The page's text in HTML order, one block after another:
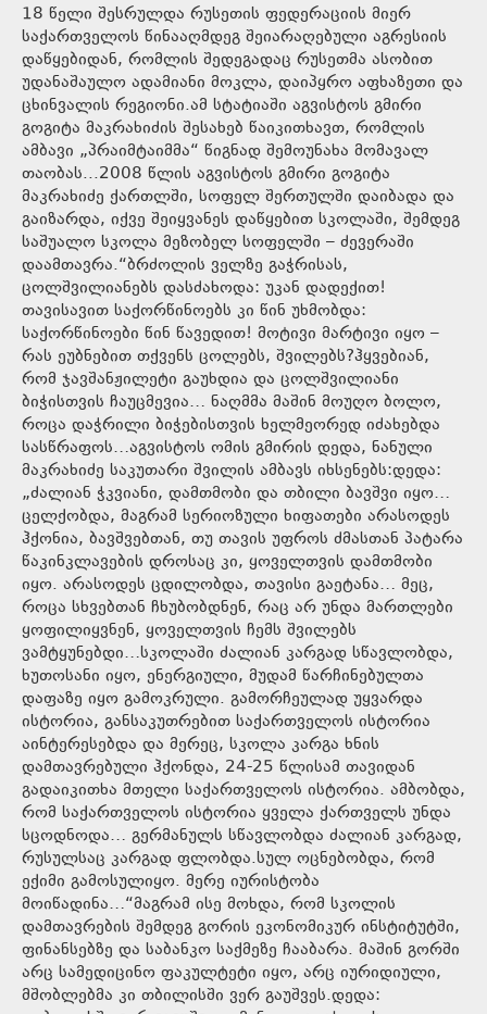
18 წელი შესრულდა რუსეთის ფედერაციის მიერ
საქართველოს წინააღმდეგ შეიარაღებული აგრესიის
დაწყებიდან, რომლის შედეგადაც რუსეთმა ასობით
უდანაშაულო ადამიანი მოკლა, დაიპყრო აფხაზეთი და
ცხინვალის რეგიონი.ამ სტატიაში აგვისტოს გმირი
გოგიტა მაკრახიძის შესახებ წაიკითხავთ, რომლის
ამბავი „პრაიმტაიმმა“ წიგნად შემოუნახა მომავალ
თაობას...2008 წლის აგვისტოს გმირი გოგიტა
მაკრახიძე ქართლში, სოფელ შერთულში დაიბადა და
გაიზარდა, იქვე შეიყვანეს დაწყებით სკოლაში, შემდეგ
საშუალო სკოლა მეზობელ სოფელში – ძევერაში
დაამთავრა.“ბრძოლის ველზე გაჭრისას,
ცოლშვილიანებს დასძახოდა: უკან დადექით!
თავისავით საქორწინოებს კი წინ უხმობდა:
საქორწინოები წინ წავედით! მოტივი მარტივი იყო –
რას ეუბნებით თქვენს ცოლებს, შვილებს?ჰყვებიან,
რომ ჯავშანჟილეტი გაუხდია და ცოლშვილიანი
ბიჭისთვის ჩაუცმევია… ნაღმმა მაშინ მოუღო ბოლო,
როცა დაჭრილი ბიჭებისთვის ხელმეორედ იძახებდა
სასწრაფოს…აგვისტოს ომის გმირის დედა, ნანული
მაკრახიძე საკუთარი შვილის ამბავს იხსენებს:დედა:
„ძალიან ჭკვიანი, დამთმობი და თბილი ბავშვი იყო…
ცელქობდა, მაგრამ სერიოზული ხიფათები არასოდეს
ჰქონია, ბავშვებთან, თუ თავის უფროს ძმასთან პატარა
წაკინკლავების დროსაც კი, ყოველთვის დამთმობი
იყო. არასოდეს ცდილობდა, თავისი გაეტანა… მეც,
როცა სხვებთან ჩხუბობდნენ, რაც არ უნდა მართლები
ყოფილიყვნენ, ყოველთვის ჩემს შვილებს
ვამტყუნებდი…სკოლაში ძალიან კარგად სწავლობდა,
ხუთოსანი იყო, ენერგიული, მუდამ წარჩინებულთა
დაფაზე იყო გამოკრული. გამორჩეულად უყვარდა
ისტორია, განსაკუთრებით საქართველოს ისტორია
აინტერესებდა და მერეც, სკოლა კარგა ხნის
დამთავრებული ჰქონდა, 24-25 წლისამ თავიდან
გადაიკითხა მთელი საქართველოს ისტორია. ამბობდა,
რომ საქართველოს ისტორია ყველა ქართველს უნდა
სცოდნოდა… გერმანულს სწავლობდა ძალიან კარგად,
რუსულსაც კარგად ფლობდა.სულ ოცნებობდა, რომ
ექიმი გამოსულიყო. მერე იურისტობა
მოიწადინა…“მაგრამ ისე მოხდა, რომ სკოლის
დამთავრების შემდეგ გორის ეკონომიკურ ინსტიტუტში,
ფინანსებზე და საბანკო საქმეზე ჩააბარა. მაშინ გორში
არც სამედიცინო ფაკულტეტი იყო, არც იურიდიული,
მშობლებმა კი თბილისში ვერ გაუშვეს.დედა: